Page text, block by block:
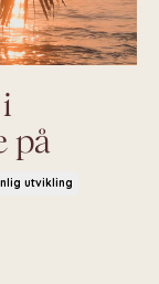
på
utvikling